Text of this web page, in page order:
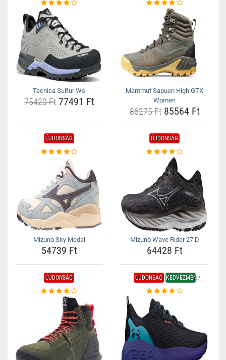
Tecnica Sulfur Ws
75420 Ft77491 Ft
Mammut Sapuen High GTX
Women
86275 Ft85564 Ft
ÚJDONSÁG
Mizuno Sky Medal
54739 Ft
ÚJDONSÁG
Mizuno Wave Rider 27 D
64428 Ft
ÚJDONSÁG ÚJDONSÁG KEDVEZMÉNY